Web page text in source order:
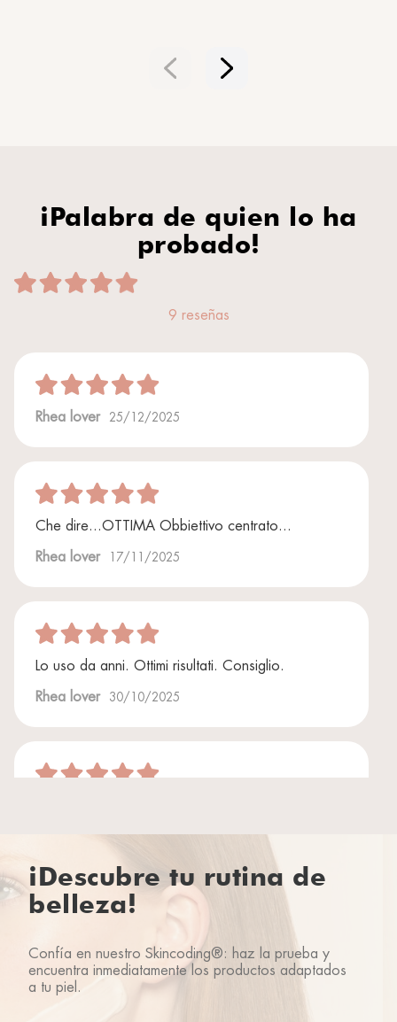
¡Palabra de quien lo ha
probado!
9 reseñas
Rhea lover 25/12/2025
Che dire...OTTIMA Obbiettivo centrato...
Rhea lover 17/11/2025
Lo uso da anni. Ottimi risultati. Consiglio.
Rhea lover 30/10/2025
Rhea lover 12/03/2023
Rhea lover 06/01/2023
¡Descubre tu rutina de
belleza!
Confía en nuestro Skincoding®: haz la prueba y
encuentra inmediatamente los productos adaptados
a tu piel.